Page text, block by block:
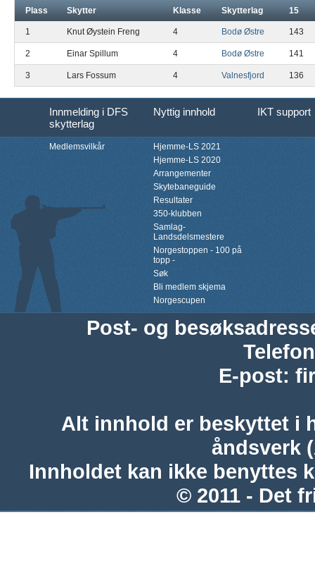
Plass Skytter Klasse Skytterlag 15
1 Knut Øystein Freng 4 Bodø Østre 143
2 Einar Spillum 4 Bodø Østre 141
3 Lars Fossum 4 Valnesfjord 136
Innmelding i DFS
skytterlag
Nyttig innhold IKT support
Medlemsvilkår
Hjemme-LS 2021
Hjemme-LS 2020
Arrangementer
Skytebaneguide
Resultater
350-klubben
Samlag-
Landsdelsmestere
Norgestoppen - 100 på
topp -
Søk
Bli medlem skjema
Norgescupen
Post- og
Telefon
E-post:
Alt innhold er beskyttet i
åndsverk
Innholdet kan ikke benyttes
© 2011 - Det